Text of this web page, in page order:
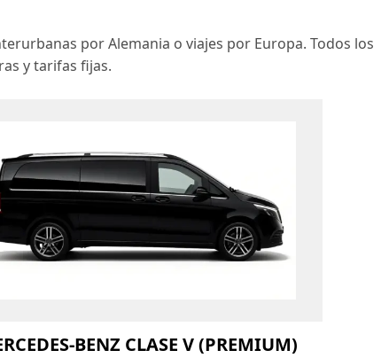
por Alemania o viajes por Europa. Todos los
y tarifas fijas.
BENZ CLASE V (PREMIUM)